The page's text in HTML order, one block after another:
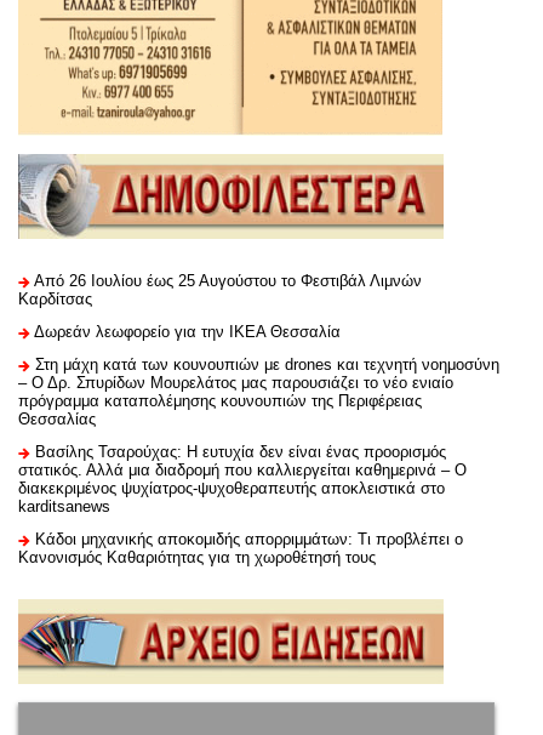
Από 26 Ιουλίου έως 25 Αυγούστου το Φεστιβάλ Λιμνών
Καρδίτσας
Δωρεάν λεωφορείο για την ΙΚΕΑ Θεσσαλία
Στη μάχη κατά των κουνουπιών με drones και τεχνητή νοημοσύνη
– Ο Δρ. Σπυρίδων Μουρελάτος μας παρουσιάζει το νέο ενιαίο
πρόγραμμα καταπολέμησης κουνουπιών της Περιφέρειας
Θεσσαλίας
Βασίλης Τσαρούχας: Η ευτυχία δεν είναι ένας προορισμός
στατικός. Αλλά μια διαδρομή που καλλιεργείται καθημερινά – Ο
διακεκριμένος ψυχίατρος-ψυχοθεραπευτής αποκλειστικά στο
karditsanews
Κάδοι μηχανικής αποκομιδής απορριμμάτων: Τι προβλέπει ο
Κανονισμός Καθαριότητας για τη χωροθέτησή τους